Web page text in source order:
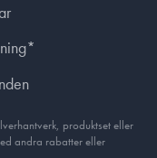
produkt­set eller
andra rabatter eller